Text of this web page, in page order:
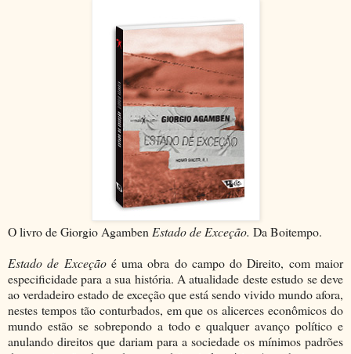
O livro de Giorgio Agamben Estado de Exceção. Da Boitempo.
Estado de Exceção é uma obra do campo do Direito, com maior
especificidade para a sua história. A atualidade deste estudo se deve
ao verdadeiro estado de exceção que está sendo vivido mundo afora,
nestes tempos tão conturbados, em que os alicerces econômicos do
mundo estão se sobrepondo a todo e qualquer avanço político e
anulando direitos que dariam para a sociedade os mínimos padrões